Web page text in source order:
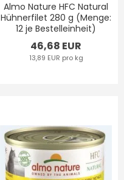
Almo Nature HFC Natural
Hühnerfilet 280 g (Menge:
12 je Bestelleinheit)
46,68 EUR
13,89 EUR pro kg